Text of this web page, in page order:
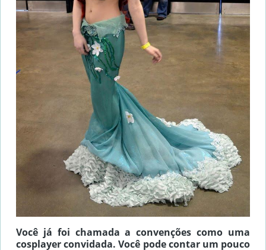
Você já foi chamada a convenções como uma
cosplayer convidada. Você pode contar um pouco